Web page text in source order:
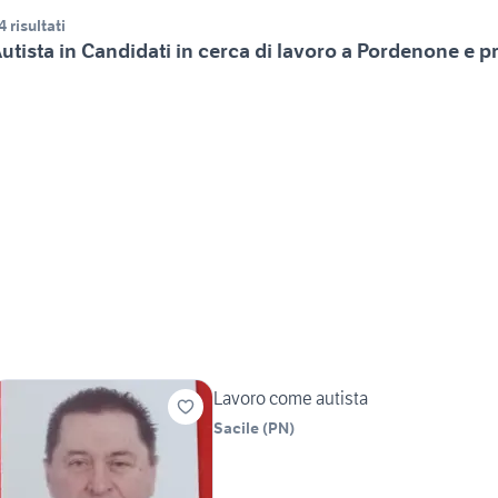
risultati
in Candidati in cerca di lavoro a Pordenone e
Lavoro come autista
Sacile (PN)